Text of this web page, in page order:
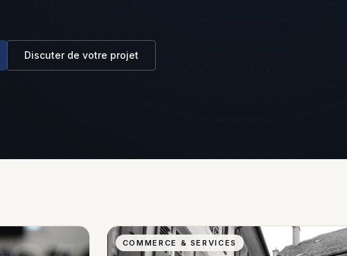
Discuter de votre projet
COMMERCE & SERVICES